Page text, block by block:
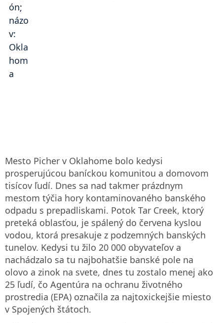
Mesto Picher v Oklahome bolo kedysi
prosperujúcou baníckou komunitou a domovom
tisícov ľudí. Dnes sa nad takmer prázdnym
mestom týčia hory kontaminovaného banského
odpadu s prepadliskami. Potok Tar Creek, ktorý
preteká oblasťou, je spálený do červena kyslou
vodou, ktorá presakuje z podzemných banských
tunelov. Kedysi tu žilo 20 000 obyvateľov a
nachádzalo sa tu najbohatšie banské pole na
olovo a zinok na svete, dnes tu zostalo menej ako
25 ľudí, čo Agentúra na ochranu životného
prostredia (EPA) označila za najtoxickejšie miesto
v Spojených štátoch.